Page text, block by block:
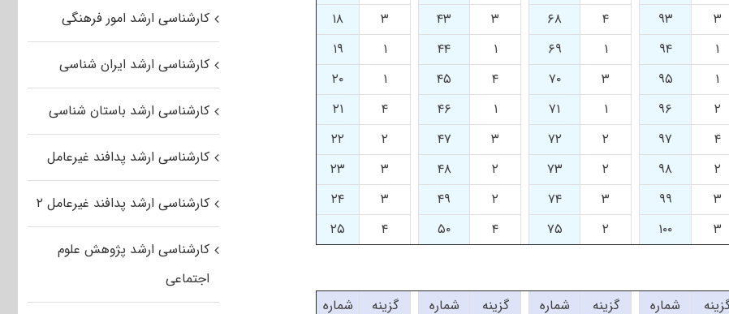
۳
۹۳ ۴ ۶۸ ۳ ۴۳ ۳
۱۸
۱
۹۴ ۱ ۶۹ ۱ ۴۴ ۱
۱۹
۱
۹۵ ۳ ۷۰ ۴ ۴۵ ۱
۲۰
۲
۹۶ ۱ ۷۱ ۱ ۴۶ ۴
۲۱
۴
۹۷ ۲ ۷۲ ۳ ۴۷ ۲
۲۲
۲
۹۸ ۲ ۷۳ ۲ ۴۸ ۳
۲۳
۳
۹۹ ۳ ۷۴ ۲ ۴۹ ۳
۲۴
۳
۱۰۰ ۲ ۷۵ ۴ ۵۰ ۴ ۲۵
شماره گزینه شماره گزینه شماره گزینه شماره
کارشناسی ارشد امور فرهنگی
کارشناسی ارشد ایران شناسی
کارشناسی ارشد باستان شناسی
کارشناسی ارشد پدافند غیرعامل
کارشناسی ارشد پدافند غیرعامل ۲
کارشناسی ارشد پژوهش علوم
اجتماعی